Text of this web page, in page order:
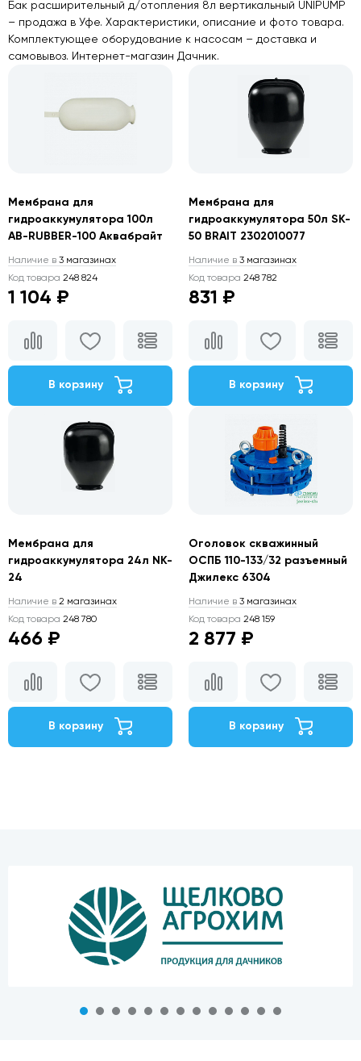
Бак расширительный д/отопления 8л вертикальный UNIPUMP
– продажа в Уфе. Характеристики, описание и фото товара.
Комплектующее оборудование к насосам – доставка и
самовывоз. Интернет-магазин Дачник.
Мембрана для
гидроаккумулятора 100л
AB-RUBBER-100 Аквабрайт
Наличие в 3 магазинах
Код товара 248 824
1 104 ₽
В корзину
Мембрана для
гидроаккумулятора 50л SK-
50 BRAIT 2302010077
Наличие в 3 магазинах
Код товара 248 782
831 ₽
В корзину
Мембрана для
гидроаккумулятора 24л NK-
24
Наличие в 2 магазинах
Код товара 248 780
466 ₽
В корзину
Оголовок скважинный
ОСПБ 110-133/32 разъемный
Джилекс 6304
Наличие в 3 магазинах
Код товара 248 159
2 877 ₽
В корзину